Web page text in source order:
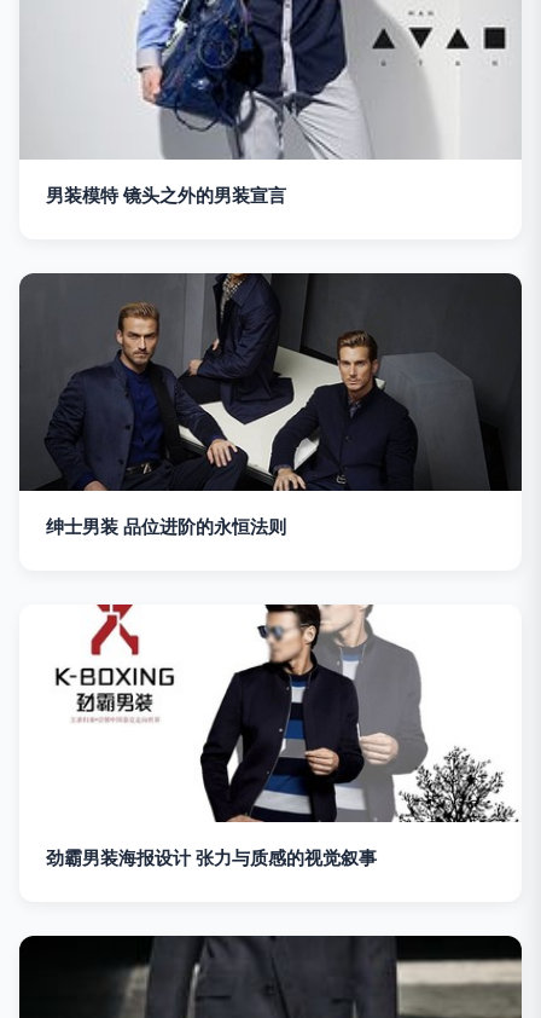
男装模特 镜头之外的男装宣言
绅士男装 品位进阶的永恒法则
劲霸男装海报设计 张力与质感的视觉叙事